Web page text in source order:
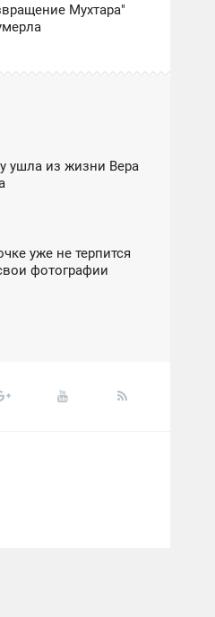
Мухтара"
ушла из жизни Вера
уже не терпится
фотографии